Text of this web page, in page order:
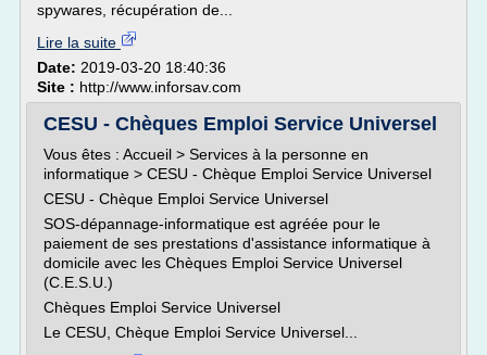
spywares, récupération de...
Lire la suite
Date: 2019-03-20 18:40:36
Site : http://www.inforsav.com
CESU - Chèques Emploi Service Universel
Vous êtes : Accueil > Services à la personne en
informatique > CESU - Chèque Emploi Service Universel
CESU - Chèque Emploi Service Universel
SOS-dépannage-informatique est agréée pour le
paiement de ses prestations d'assistance informatique à
domicile avec les Chèques Emploi Service Universel
(C.E.S.U.)
Chèques Emploi Service Universel
Le CESU, Chèque Emploi Service Universel...